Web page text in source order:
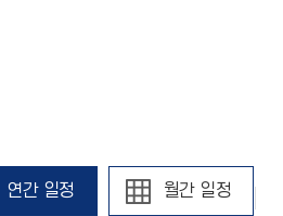
연간 일정 월간 일정